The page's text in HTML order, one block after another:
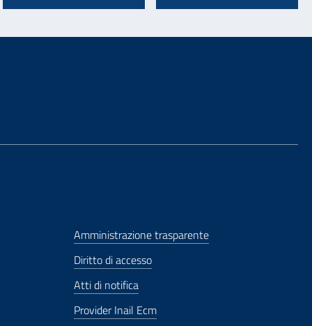
Amministrazione trasparente
Diritto di accesso
Atti di notifica
Provider Inail Ecm